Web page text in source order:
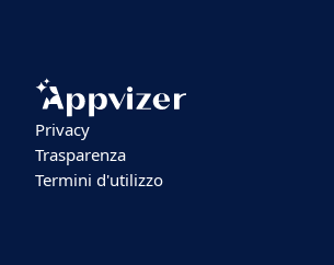
Privacy
Trasparenza
Termini d'utilizzo